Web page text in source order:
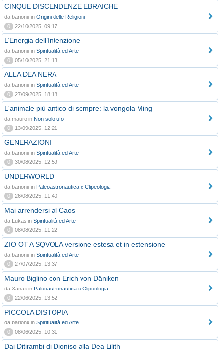
CINQUE DISCENDENZE EBRAICHE
da barionu in Origini delle Religioni
0
22/10/2025, 09:17
L’Energia dell’Intenzione
da barionu in Spiritualità ed Arte
0
05/10/2025, 21:13
ALLA DEA NERA
da barionu in Spiritualità ed Arte
0
27/09/2025, 18:18
L'animale più antico di sempre: la vongola Ming
da mauro in Non solo ufo
0
13/09/2025, 12:21
GENERAZIONI
da barionu in Spiritualità ed Arte
0
30/08/2025, 12:59
UNDERWORLD
da barionu in Paleoastronautica e Clipeologia
0
26/08/2025, 11:40
Mai arrendersi al Caos
da Lukas in Spiritualità ed Arte
0
08/08/2025, 11:22
ZIO OT A SQVOLA versione estesa et in estensione
da barionu in Spiritualità ed Arte
0
27/07/2025, 13:37
Mauro Biglino con Erich von Däniken
da Xanax in Paleoastronautica e Clipeologia
0
22/06/2025, 13:52
PICCOLA DISTOPIA
da barionu in Spiritualità ed Arte
0
08/06/2025, 10:31
Dai Ditirambi di Dioniso alla Dea Lilith